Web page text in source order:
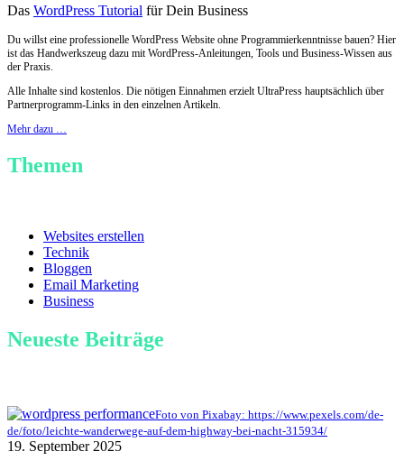
Das WordPress Tutorial für Dein Business
Du willst eine professionelle WordPress Website ohne Programmierkenntnisse bauen? Hier
ist das Handwerkszeug dazu mit WordPress-Anleitungen, Tools und Business-Wissen aus
der Praxis.
Alle Inhalte sind kostenlos. Die nötigen Einnahmen erzielt UltraPress hauptsächlich über
Partnerprogramm-Links in den einzelnen Artikeln.
Mehr dazu …
Themen
Websites erstellen
Technik
Bloggen
Email Marketing
Business
Neueste Beiträge
Foto von Pixabay: https://www.pexels.com/de-
de/foto/leichte-wanderwege-auf-dem-highway-bei-nacht-315934/
19. September 2025